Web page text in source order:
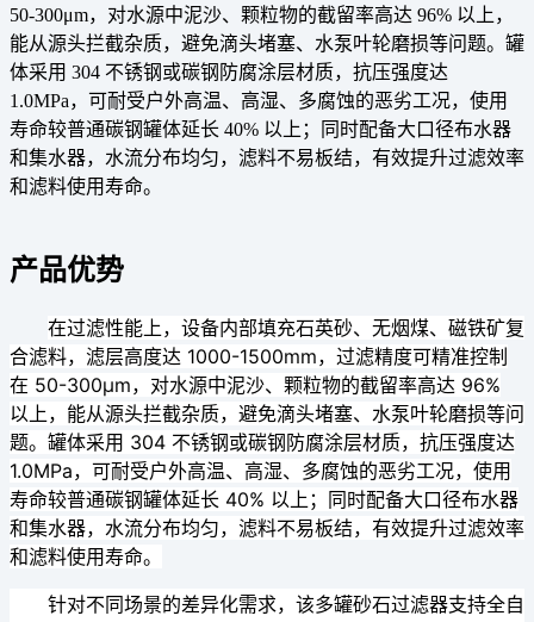
50-300μm，对水源中泥沙、颗粒物的截留率高达 96% 以上，
能从源头拦截杂质，避免滴头堵塞、水泵叶轮磨损等问题。罐
体采用 304 不锈钢或碳钢防腐涂层材质，抗压强度达
1.0MPa，可耐受户外高温、高湿、多腐蚀的恶劣工况，使用
寿命较普通碳钢罐体延长 40% 以上；同时配备大口径布水器
和集水器，水流分布均匀，滤料不易板结，有效提升过滤效率
和滤料使用寿命。
产品优势
在过滤性能上，设备内部填充石英砂、无烟煤、磁铁矿复
合滤料，滤层高度达 1000-1500mm，过滤精度可精准控制
在 50-300μm，对水源中泥沙、颗粒物的截留率高达 96%
以上，能从源头拦截杂质，避免滴头堵塞、水泵叶轮磨损等问
题。罐体采用 304 不锈钢或碳钢防腐涂层材质，抗压强度达
1.0MPa，可耐受户外高温、高湿、多腐蚀的恶劣工况，使用
寿命较普通碳钢罐体延长 40% 以上；同时配备大口径布水器
和集水器，水流分布均匀，滤料不易板结，有效提升过滤效率
和滤料使用寿命。
针对不同场景的差异化需求，该多罐砂石过滤器支持全自